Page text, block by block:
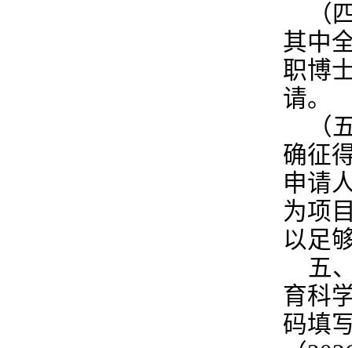
（
其中
职博
请。
（
确征
申请
为项
以足
五
育科
码填